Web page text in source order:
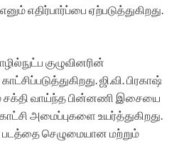
எதிர்பார்ப்பை ஏற்படுத்துகிறது.
குழுவினரின்
ஜி.வி. பிரகாஷ்
சக்தி வாய்ந்த பின்னணி இசையை
அமைப்புகளை உயர்த்துகிறது.
படத்தை செழுமையான மற்றும்